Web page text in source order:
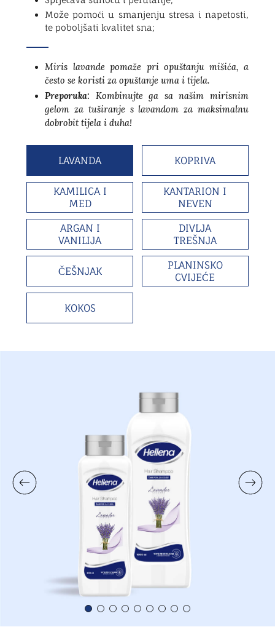
Može pomoći u smanjenju stresa i napetosti,
te poboljšati kvalitet sna;
Miris lavande pomaže pri opuštanju mišića, a
često se koristi za opuštanje uma i tijela.
Preporuka: Kombinujte ga sa našim mirisnim
gelom za tuširanje s lavandom za maksimalnu
dobrobit tijela i duha!
LAVANDA KOPRIVA
KAMILICA I
MED
KANTARION I
NEVEN
ARGAN I
VANILIJA
DIVLJA
TREŠNJA
ČEŠNJAK
PLANINSKO
CVIJEĆE
KOKOS